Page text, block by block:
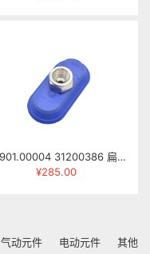
69901.00004 31200386 扁平吸盘 SAOF 80*40 NBR-60 G3/8-IG
¥285.00
气动元件 电动元件 其他